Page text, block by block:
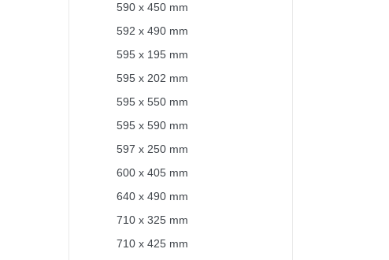
590 x 450 mm
592 x 490 mm
595 x 195 mm
595 x 202 mm
595 x 550 mm
595 x 590 mm
597 x 250 mm
600 x 405 mm
640 x 490 mm
710 x 325 mm
710 x 425 mm